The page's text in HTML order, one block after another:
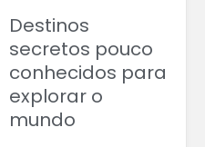
Destinos
secretos pouco
conhecidos para
explorar o
mundo